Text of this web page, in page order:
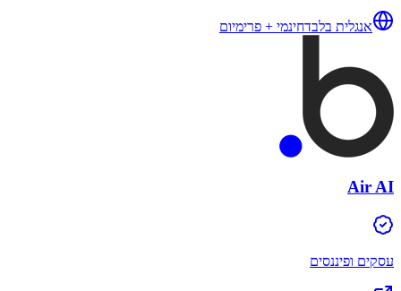
אנגלית בלבדחינמי + פרימיום
Air AI
עסקים ופיננסים